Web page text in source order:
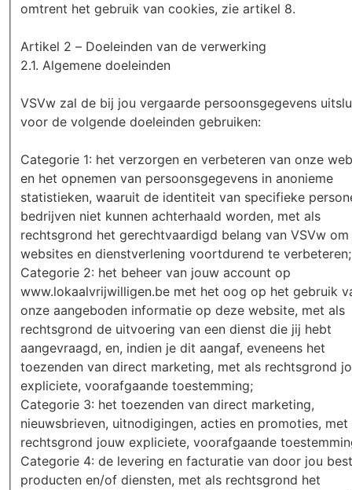
omtrent het gebruik van cookies, zie artikel 8.
Artikel 2 – Doeleinden van de verwerking
2.1. Algemene doeleinden
VSVw zal de bij jou vergaarde persoonsgegevens
voor de volgende doeleinden gebruiken:
Categorie 1: het verzorgen en verbeteren van onze
en het opnemen van persoonsgegevens in anonieme
statistieken, waaruit de identiteit van specifieke
bedrijven niet kunnen achterhaald worden, met als
rechtsgrond het gerechtvaardigd belang van VSVw om
websites en dienstverlening voortdurend te verbeteren;
Categorie 2: het beheer van jouw account op
www.lokaalvrijwilligen.be met het oog op het gebruik
onze aangeboden informatie op deze website, met als
rechtsgrond de uitvoering van een dienst die jij hebt
aangevraagd, en, indien je dit aangaf, eveneens het
toezenden van direct marketing, met als rechtsgrond
expliciete, voorafgaande toestemming;
Categorie 3: het toezenden van direct marketing,
nieuwsbrieven, uitnodigingen, acties en promoties, met
rechtsgrond jouw expliciete, voorafgaande
Categorie 4: de levering en facturatie van door jou
producten en/of diensten, met als rechtsgrond het